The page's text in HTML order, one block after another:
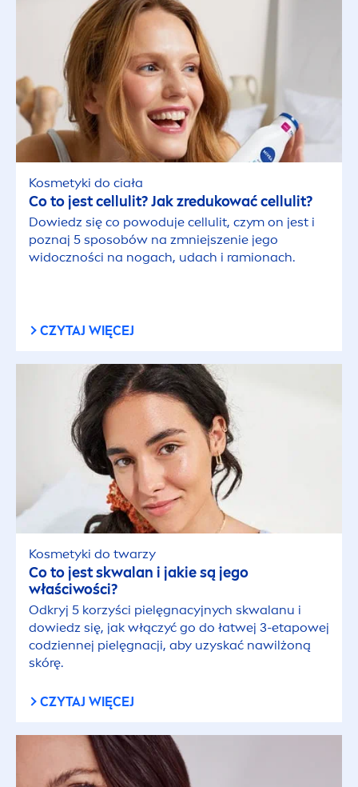
Kosmetyki do ciała
Co to jest cellulit? Jak zredukować cellulit?
Dowiedz się co powoduje cellulit, czym on jest i
poznaj 5 sposobów na zmniejszenie jego
widoczności na nogach, udach i ramionach.
CZYTAJ WIĘCEJ
Kosmetyki do twarzy
Co to jest skwalan i jakie są jego
właściwości?
Odkryj 5 korzyści pielęgnacyjnych skwalanu i
dowiedz się, jak włączyć go do łatwej 3-etapowej
codziennej pielęgnacji, aby uzyskać nawilżoną
skórę.
CZYTAJ WIĘCEJ